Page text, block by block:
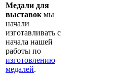
Медали для
выставок мы
начали
изготавливать с
начала нашей
работы по
изготовлению
медалей.